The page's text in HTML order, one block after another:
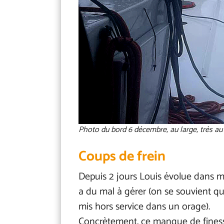
Photo du bord 6 décembre, au large, très
Coups de frein
Depuis 2 jours Louis évolue dans
a du mal à gérer (on se souvient
mis hors service dans un orage).